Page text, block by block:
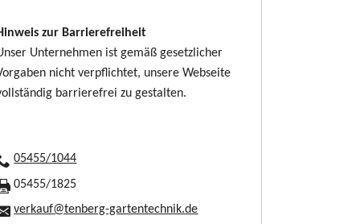
zur Barrierefreiheit
Unternehmen ist gemäß gesetzlicher
nicht verpflichtet, unsere Webseite
barrierefrei zu gestalten.
05455/1044
05455/1825
verkauf@tenberg-gartentechnik.de